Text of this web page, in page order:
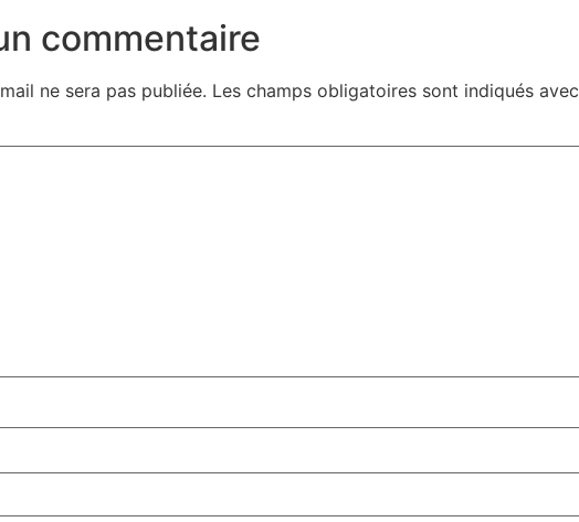
commentaire
ne sera pas publiée. Les champs obligatoires sont indiqués avec